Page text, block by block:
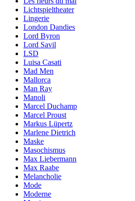
Lichtspieltheater
Lingerie
London Dandies
Lord Byron
Lord Savil
LSD
Luisa Casati
Mad Men
Mallorca
Man Ray
Manoli
Marcel Duchamp
Marcel Proust
Markus Lüpertz
Marlene Dietrich
Maske
Masochismus
Max Liebermann
Max Raabe
Melancholie
Mode
Moderne